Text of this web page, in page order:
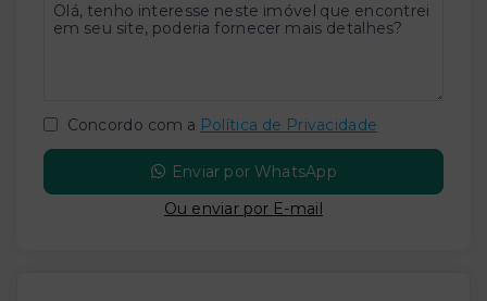
Concordo com a Política de Privacidade
Enviar por WhatsApp
Ou enviar por E-mail